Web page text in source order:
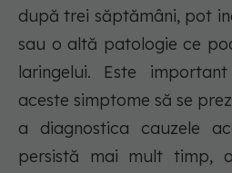
după trei săptămâni, pot
sau o altă patologie ce
laringelui. Este
aceste simptome să se
a diagnostica cauzele
persistă mai mult timp,